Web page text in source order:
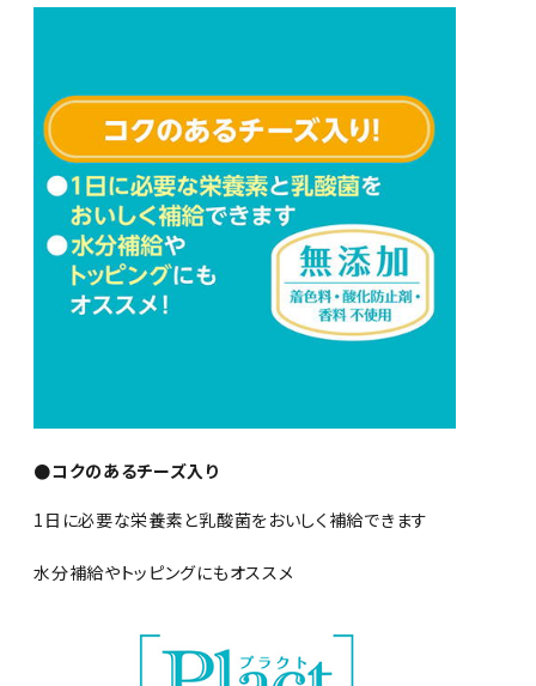
●コクのあるチーズ入り
1日に必要な栄養素と乳酸菌をおいしく補給できます
水分補給やトッピングにもオススメ